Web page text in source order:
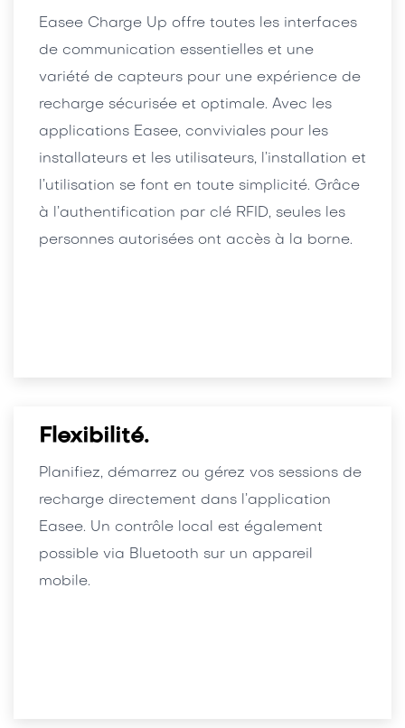
Easee Charge Up offre toutes les interfaces
de communication essentielles et une
variété de capteurs pour une expérience de
recharge sécurisée et optimale. Avec les
applications Easee, conviviales pour les
installateurs et les utilisateurs, l’installation et
l’utilisation se font en toute simplicité. Grâce
à l’authentification par clé RFID, seules les
personnes autorisées ont accès à la borne.
Flexibilité.
Planifiez, démarrez ou gérez vos sessions de
recharge directement dans l’application
Easee. Un contrôle local est également
possible via Bluetooth sur un appareil
mobile.